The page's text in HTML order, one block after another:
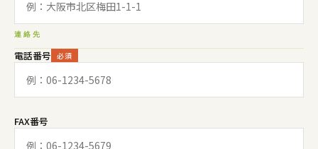
連絡先
電話番号 必須
FAX番号